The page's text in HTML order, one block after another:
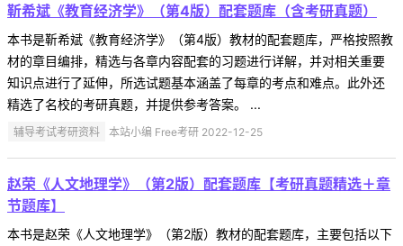
靳希斌《教育经济学》（第4版）配套题库（含考研真题）
本书是靳希斌《教育经济学》（第4版）教材的配套题库，严格按照教
材的章目编排，精选与各章内容配套的习题进行详解，并对相关重要
知识点进行了延伸，所选试题基本涵盖了每章的考点和难点。此外还
精选了名校的考研真题，并提供参考答案。 ...
辅导考试考研资料 本站小编 Free考研 2022-12-25
赵荣《人文地理学》（第2版）配套题库【考研真题精选＋章
节题库】
本书是赵荣《人文地理学》（第2版）教材的配套题库，主要包括以下